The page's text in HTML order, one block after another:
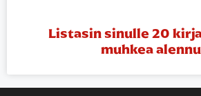
Listasin sinulle 20
muhkea